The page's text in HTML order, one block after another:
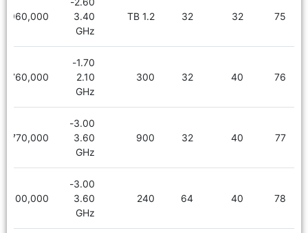
75
32
32
1.2 TB
3.40
GHz
3,960,000
76
40
32
300
1.70-
2.10
GHz
2,760,000
77
40
32
900
3.00-
3.60
GHz
4,770,000
78
40
64
240
3.00-
3.60
GHz
5,100,000